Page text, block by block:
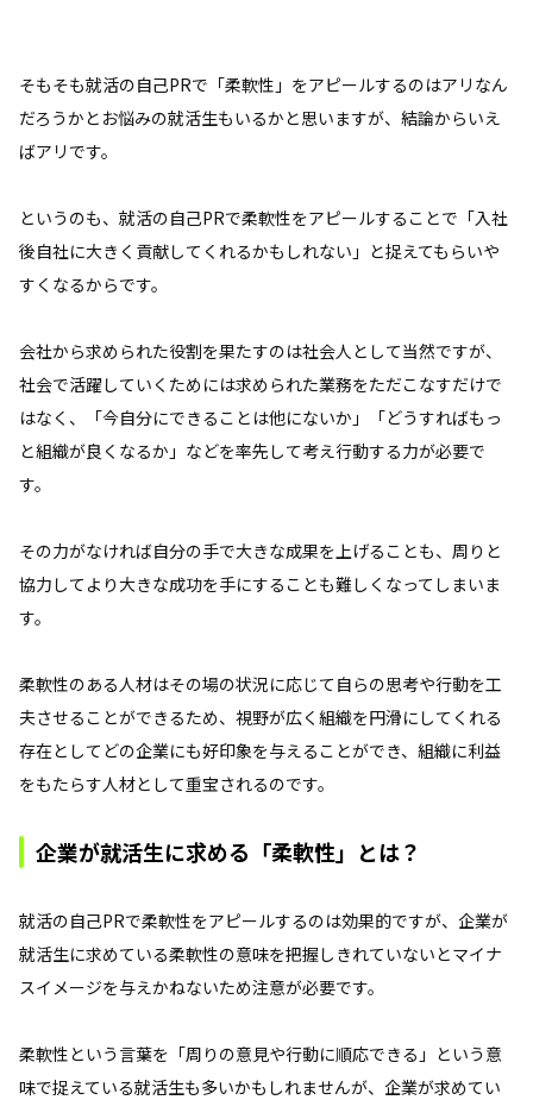
そもそも就活の自己PRで「柔軟性」をアピールするのはアリなん
だろうかとお悩みの就活生もいるかと思いますが、結論からいえ
ばアリです。
というのも、就活の自己PRで柔軟性をアピールすることで「入社
後自社に大きく貢献してくれるかもしれない」と捉えてもらいや
すくなるからです。
会社から求められた役割を果たすのは社会人として当然ですが、
社会で活躍していくためには求められた業務をただこなすだけで
はなく、「今自分にできることは他にないか」「どうすればもっ
と組織が良くなるか」などを率先して考え行動する力が必要で
す。
その力がなければ自分の手で大きな成果を上げることも、周りと
協力してより大きな成功を手にすることも難しくなってしまいま
す。
柔軟性のある人材はその場の状況に応じて自らの思考や行動を工
夫させることができるため、視野が広く組織を円滑にしてくれる
存在としてどの企業にも好印象を与えることができ、組織に利益
をもたらす人材として重宝されるのです。
企業が就活生に求める「柔軟性」とは？
就活の自己PRで柔軟性をアピールするのは効果的ですが、企業が
就活生に求めている柔軟性の意味を把握しきれていないとマイナ
スイメージを与えかねないため注意が必要です。
柔軟性という言葉を「周りの意見や行動に順応できる」という意
味で捉えている就活生も多いかもしれませんが、企業が求めてい